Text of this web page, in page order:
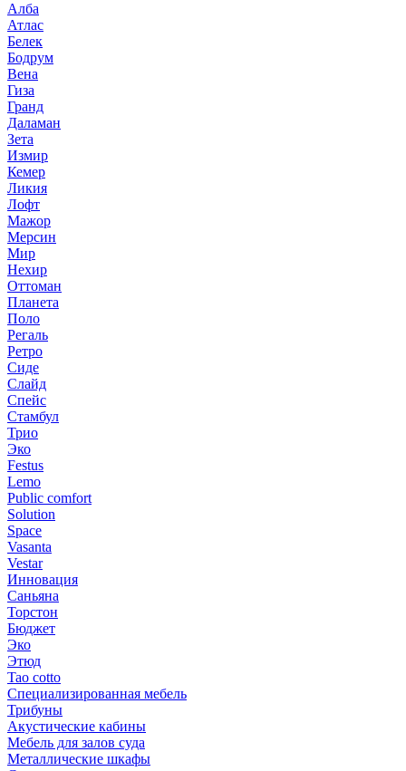
Алба
Атлас
Белек
Бодрум
Вена
Гиза
Гранд
Даламан
Зета
Измир
Кемер
Ликия
Лофт
Мажор
Мерсин
Мир
Нехир
Оттоман
Планета
Поло
Регаль
Ретро
Сиде
Слайд
Спейс
Стамбул
Трио
Эко
Festus
Lemo
Public comfort
Solution
Space
Vasanta
Vestar
Инновация
Саньяна
Торстон
Бюджет
Эко
Этюд
Tao cotto
Специализированная мебель
Трибуны
Акустические кабины
Мебель для залов суда
Металлические шкафы